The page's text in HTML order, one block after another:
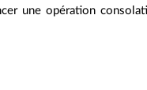
une opération